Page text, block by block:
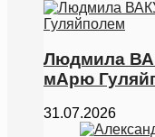
Людмила
мАрю
31.07.2026